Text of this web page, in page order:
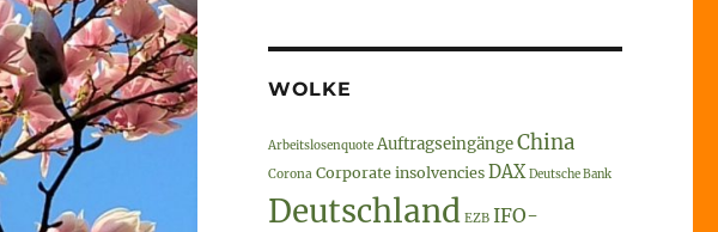
WOLKE
Arbeitslosenquote AuftragseingängeChina
Corona Corporate insolvencies DAX Deutsche Bank
Deutschland EZB IFO-